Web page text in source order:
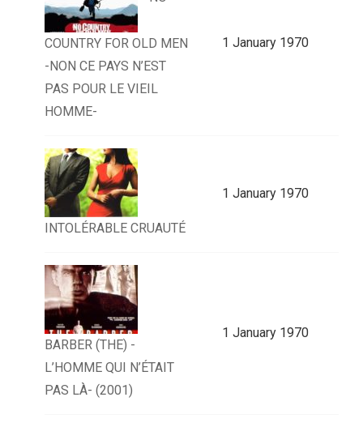
COUNTRY FOR OLD MEN
-NON CE PAYS N’EST
PAS POUR LE VIEIL
HOMME-
1 January 1970
INTOLÉRABLE CRUAUTÉ
1 January 1970
BARBER (THE) -
L’HOMME QUI N’ÉTAIT
PAS LÀ- (2001)
1 January 1970